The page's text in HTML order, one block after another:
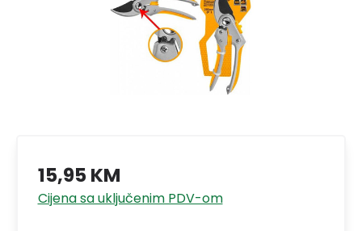
15,95 KM
Cijena sa uključenim PDV-om